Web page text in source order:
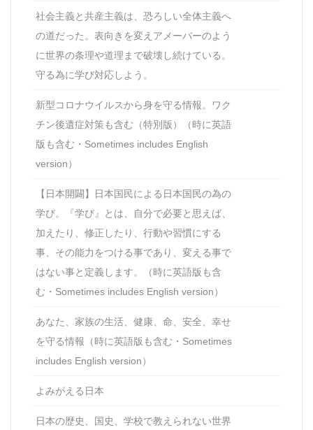
社会主義と共産主義は、恐ろしい全体主義へ
の道だった。表向きを変えアメーバーのよう
に世界の条理や道理まで破壊し続けている。
守る為に学び対応しよう。
新型コロナウイルスから身を守る情報。ワク
チン後遺症対策も含む（特別版）（時に英語
版も含む・Sometimes includes English
version）
【日本開闢】日本国民による日本国民の為の
学び。『学び』とは、自分で必要と思えば、
加えたり、修正したり、行動や習慣にする
事、その能力をつける事であり、変える事で
はない事と定義します。（時に英語版も含
む・Sometimes includes English version）
あなた、家族の生活、健康、命、安全、幸せ
を守る情報（時に英語版も含む・Sometimes
includes English version）
よみがえる日本
日本の歴史、国史、学校で教えられない世界